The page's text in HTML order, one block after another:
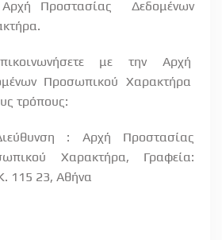
Προστασίας
Δεδομένων
με την
Αρχή
Προσωπικού Χαρακτήρα
τρόπους:
: Αρχή Προστασίας
Χαρακτήρα, Γραφεία:
115 23, Αθήνα